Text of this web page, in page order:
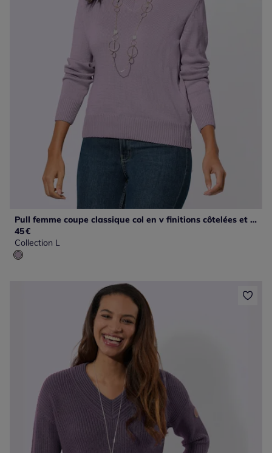
Pull femme coupe classique col en v finitions côtelées et empiècements raffinés
45€
Collection L